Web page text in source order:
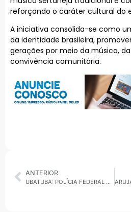
reforçando o caráter cultural do
A iniciativa consolida-se como
da identidade brasileira,
gerações por meio da música,
convivência comunitária.
ANTERIOR
UBATUBA: POLÍCIA FEDERAL CUMPRE MANDADO NA OPERAÇÃO “ANJOS DA GUARDA” CONTRA ABUSO SEXUAL INFANTIL